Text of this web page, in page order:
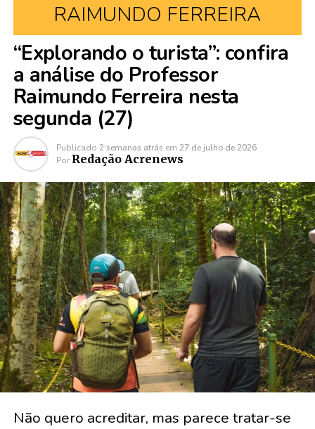
RAIMUNDO FERREIRA
“Explorando o turista”: confira
a análise do Professor
Raimundo Ferreira nesta
segunda (27)
Publicado 2 semanas atrás em 27 de julho de 2026
Por Redação Acrenews
Não quero acreditar, mas parece tratar-se